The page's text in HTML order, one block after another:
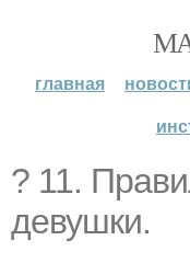
главная
? 11.
девушки.